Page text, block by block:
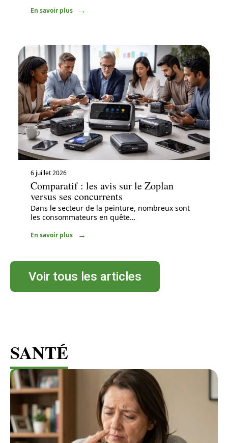
En savoir plus
6 juillet 2026
Comparatif : les avis sur le Zoplan
versus ses concurrents
Dans le secteur de la peinture, nombreux sont
les consommateurs en quête…
En savoir plus
Voir tous les articles
SANTÉ
Voir tous les articles